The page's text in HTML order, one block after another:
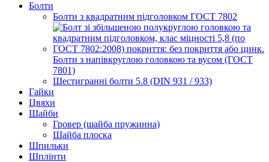
Болти
Болти з квадратним підголовком ГОСТ 7802
Болти з напівкруглою головкою та вусом (ГОСТ
7801)
Шестигранні болти 5.8 (DIN 931 / 933)
Гайки
Цвяхи
Шайби
Гровер (шайба пружинна)
Шайба плоска
Шпильки
Шплінти